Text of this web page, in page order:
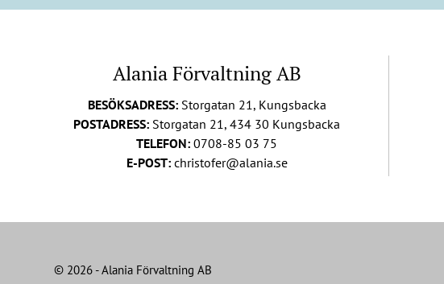
Alania Förvaltning AB
BESÖKSADRESS:Storgatan 21, Kungsbacka
POSTADRESS: Storgatan 21, 434 30 Kungsbacka
TELEFON: 0708-85 03 75
E-POST: christofer@alania.se
© 2026 - Alania Förvaltning AB